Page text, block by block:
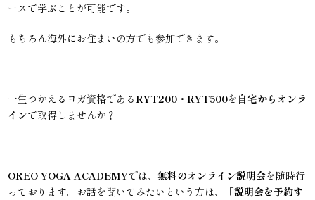
ースで学ぶことが可能です。
もちろん海外にお住まいの方でも参加できます。
一生つかえるヨガ資格であるRYT200・RYT500を 自宅からオンラ
インで取得しませんか？
OREO YOGA ACADEMYでは、無料のオンライン説明会を随時行
っております。お話を聞いてみたいという方は、「説明会を予約す